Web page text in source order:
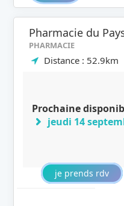
Pharmacie du
PHARMACIE
Distance : 52.9km
Prochaine
jeudi 14
je prends rdv